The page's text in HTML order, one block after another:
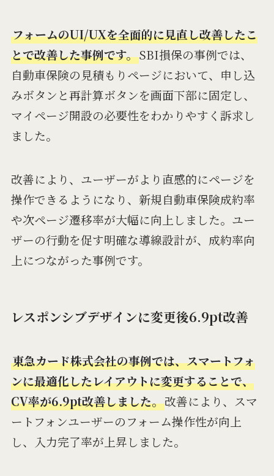
フォームのUI/UXを全面的に見直し改善したこ
とで改善した事例です。SBI損保の事例では、
自動車保険の見積もりページにおいて、申し込
みボタンと再計算ボタンを画面下部に固定し、
マイページ開設の必要性をわかりやすく訴求し
ました。
改善により、ユーザーがより直感的にページを
操作できるようになり、新規自動車保険成約率
や次ページ遷移率が大幅に向上しました。ユー
ザーの行動を促す明確な導線設計が、成約率向
上につながった事例です。
レスポンシブデザインに変更後6.9pt改善
東急カード株式会社の事例では、スマートフォ
ンに最適化したレイアウトに変更することで、
CV率が6.9pt改善しました。改善により、スマ
ートフォンユーザーのフォーム操作性が向上
し、入力完了率が上昇しました。